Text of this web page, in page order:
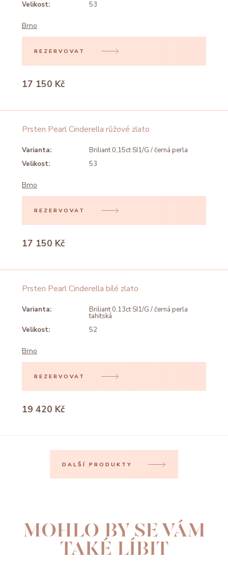
Velikost:
53
Brno
REZERVOVAT
17 150 Kč
Prsten Pearl Cinderella růžové zlato
Varianta:
Briliant 0,15ct SI1/G / černá perla
Velikost:
53
Brno
REZERVOVAT
17 150 Kč
Prsten Pearl Cinderella bílé zlato
Varianta: Briliant 0,13ct SI1/G / černá perla
tahitská
Velikost:
52
Brno
REZERVOVAT
19 420 Kč
DALŠÍ PRODUKTY
MOHLO BY SE VÁM
TAKÉ LÍBIT